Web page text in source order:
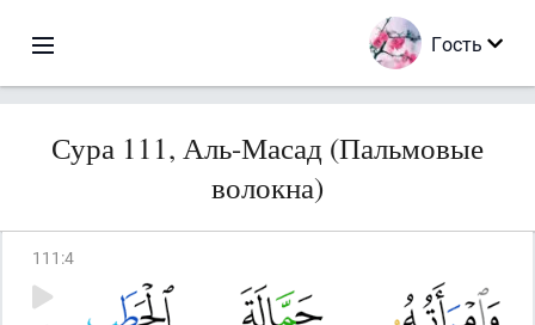
Гость
Сура 111, Аль-Масад (Пальмовые
волокна)
111 :4